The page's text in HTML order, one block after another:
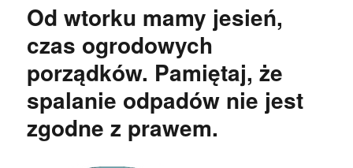
Od wtorku mamy jesień,
czas ogrodowych
porządków. Pamiętaj, że
spalanie odpadów nie jest
zgodne z prawem.